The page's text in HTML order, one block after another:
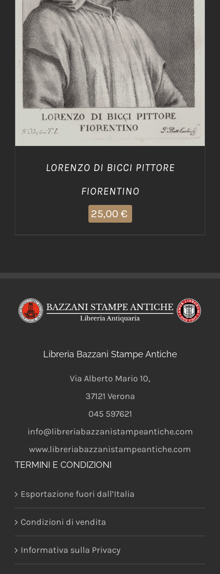
AGGIUNGI AL CARRELLO / DETTAGLI
LORENZO DI BICCI PITTORE
FIORENTINO
25,00 €
Libreria Bazzani Stampe Antiche
Via Alberto Mario 10,
37121 Verona
045 597621
info@libreriabazzanistampeantiche.com
www.libreriabazzanistampeantiche.com
TERMINI E CONDIZIONI
Esportazione fuori dall’Italia
Condizioni di vendita
Informativa sulla Privacy